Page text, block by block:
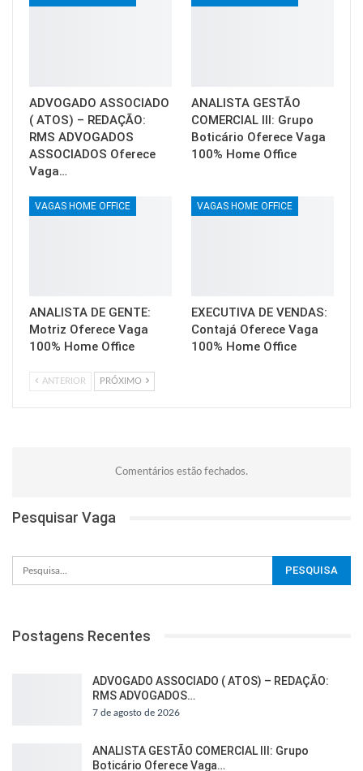
ADVOGADO ASSOCIADO
( ATOS) – REDAÇÃO:
RMS ADVOGADOS
ASSOCIADOS Oferece
Vaga…
ANALISTA GESTÃO
COMERCIAL III: Grupo
Boticário Oferece Vaga
100% Home Office
VAGAS HOME OFFICE
ANALISTA DE GENTE:
Motriz Oferece Vaga
100% Home Office
VAGAS HOME OFFICE
EXECUTIVA DE VENDAS:
Contajá Oferece Vaga
100% Home Office
ANTERIOR PRÓXIMO
Comentários estão fechados.
Pesquisar Vaga
Postagens Recentes
ADVOGADO ASSOCIADO ( ATOS) – REDAÇÃO:
RMS ADVOGADOS…
7 de agosto de 2026
ANALISTA GESTÃO COMERCIAL III: Grupo
Boticário Oferece Vaga…